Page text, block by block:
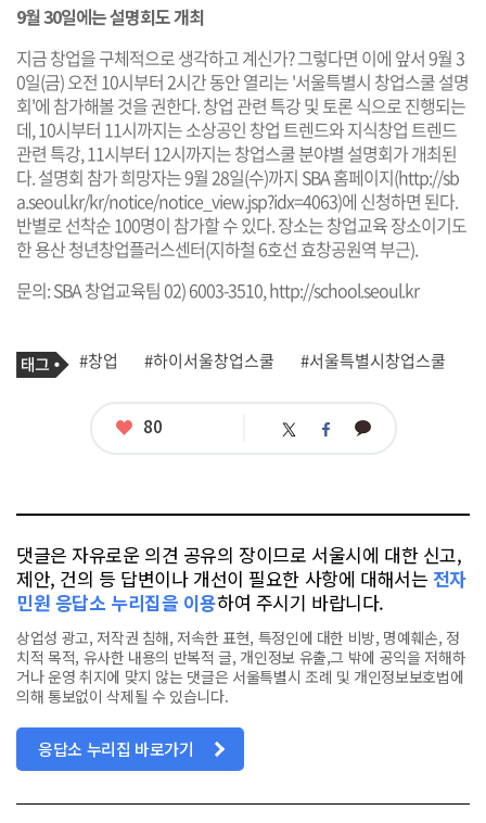
9월 30일에는 설명회도 개최
지금 창업을 구체적으로 생각하고 계신가? 그렇다면 이에 앞서 9월 3
0일(금) 오전 10시부터 2시간 동안 열리는 '서울특별시 창업스쿨 설명
회'에 참가해볼 것을 권한다. 창업 관련 특강 및 토론 식으로 진행되는
데, 10시부터 11시까지는 소상공인 창업 트렌드와 지식창업 트렌드
관련 특강, 11시부터 12시까지는 창업스쿨 분야별 설명회가 개최된
다. 설명회 참가 희망자는 9월 28일(수)까지 SBA 홈페이지(http://sb
a.seoul.kr/kr/notice/notice_view.jsp?idx=4063)에 신청하면 된다.
반별로 선착순 100명이 참가할 수 있다. 장소는 창업교육 장소이기도
한 용산 청년창업플러스센터(지하철 6호선 효창공원역 부근).
문의: SBA 창업교육팀 02) 6003-3510,http://school.seoul.kr
기
사
태
그
#창업 #하이서울창업스쿨 #서울특별시창업스쿨
좋
80 트 페 카
댓글은 자유로운 의견 공유의 장이므로 서울시에 대한 신고,
제안, 건의 등 답변이나 개선이 필요한 사항에 대해서는 전자
민원 응답소 누리집을 이용하여 주시기 바랍니다.
상업성 광고, 저작권 침해, 저속한 표현, 특정인에 대한 비방, 명예훼손, 정
치적 목적, 유사한 내용의 반복적 글, 개인정보 유출,그 밖에 공익을 저해하
거나 운영 취지에 맞지 않는 댓글은 서울특별시 조례 및 개인정보보호법에
의해 통보없이 삭제될 수 있습니다.
응답소 누리집 바로가기